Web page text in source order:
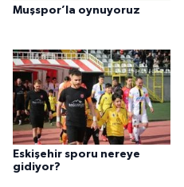
Muşspor’la oynuyoruz
Eskişehir sporu nereye
gidiyor?